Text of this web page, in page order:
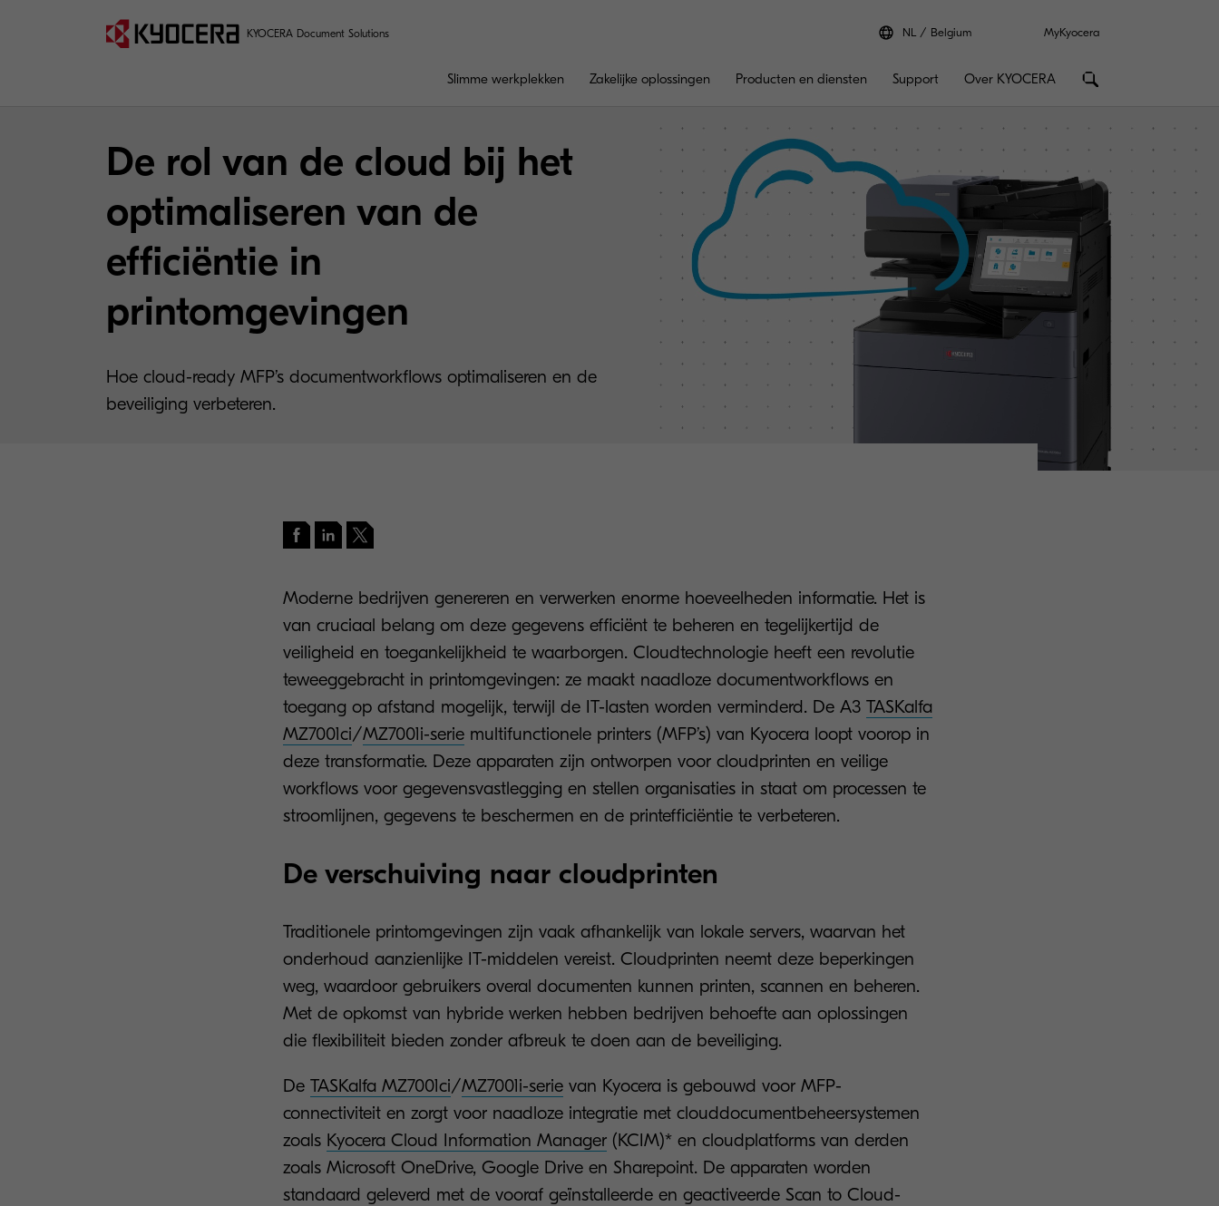
KYOCERA Document Solutions NL Belgium MyKyocera
Slimme werkplekken Zakelijke oplossingen Producten en diensten Support Over KYOCERA
De rol van de cloud bij het
optimaliseren van de
efficiëntie in
printomgevingen
Hoe cloud-ready MFP’s documentworkflows optimaliseren en de
beveiliging verbeteren.
Moderne bedrijven genereren en verwerken enorme hoeveelheden informatie. Het is
van cruciaal belang om deze gegevens efficiënt te beheren en tegelijkertijd de
veiligheid en toegankelijkheid te waarborgen. Cloudtechnologie heeft een revolutie
teweeggebracht in printomgevingen: ze maakt naadloze documentworkflows en
toegang op afstand mogelijk, terwijl de IT-lasten worden verminderd. De A3 TASKalfa
MZ7001ci/MZ7001i-seriemultifunctionele printers (MFP’s) van Kyocera loopt voorop in
deze transformatie. Deze apparaten zijn ontworpen voor cloudprinten en veilige
workflows voor gegevensvastlegging en stellen organisaties in staat om processen te
stroomlijnen, gegevens te beschermen en de printefficiëntie te verbeteren.
De verschuiving naar cloudprinten
Traditionele printomgevingen zijn vaak afhankelijk van lokale servers, waarvan het
onderhoud aanzienlijke IT-middelen vereist. Cloudprinten neemt deze beperkingen
weg, waardoor gebruikers overal documenten kunnen printen, scannen en beheren.
Met de opkomst van hybride werken hebben bedrijven behoefte aan oplossingen
die flexibiliteit bieden zonder afbreuk te doen aan de beveiliging.
De TASKalfa MZ7001ci/MZ7001i-serievan Kyocera is gebouwd voor MFP-
connectiviteit en zorgt voor naadloze integratie met clouddocumentbeheersystemen
zoals Kyocera Cloud Information Manager(KCIM)* en cloudplatforms van derden
zoals Microsoft OneDrive, Google Drive en Sharepoint. De apparaten worden
standaard geleverd met de vooraf geïnstalleerde en geactiveerde Scan to Cloud-